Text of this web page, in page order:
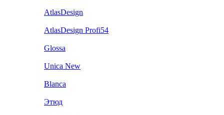
AtlasDesign
AtlasDesign Profi54
Glossa
Unica New
Blanca
Этюд